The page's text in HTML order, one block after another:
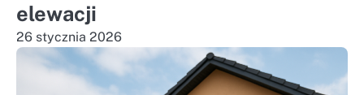
elewacji
26 stycznia 2026